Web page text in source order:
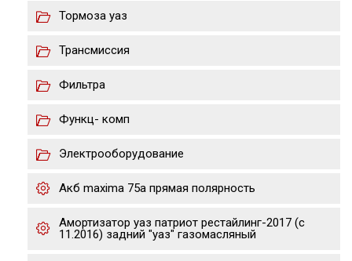
Тормоза уаз
Трансмиссия
Фильтра
Функц- комп
Электрооборудование
Акб maxima 75a прямая полярность
Амортизатор уаз патриот рестайлинг-2017 (с
11.2016) задний "уаз" газомасляный